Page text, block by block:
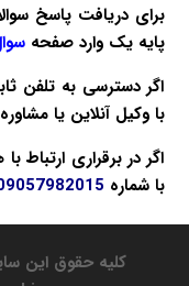
برای دریافت پاسخ
پایه یک وارد صفحه
اگر دسترسی به تلفن
باوکیل آنلاین یا
اگر در برقراری ارتباط
با شماره
کلیه حقوق این